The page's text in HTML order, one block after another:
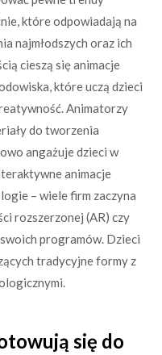
które odpowiadają na
najmłodszych oraz ich
cieszą się animacje
które uczą dzieci
Animatorzy
do tworzenia
angażuje dzieci w
animacje
– wiele firm zaczyna
rozszerzonej (AR) czy
programów. Dzieci
tradycyjne formy z
się do